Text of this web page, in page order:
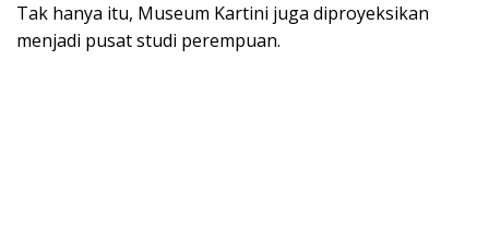
Tak hanya itu, Museum Kartini juga diproyeksikan
menjadi pusat studi perempuan.